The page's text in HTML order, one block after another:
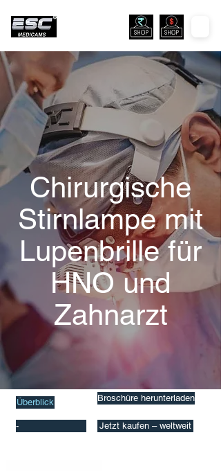
Chirurgische
Stirnlampe mit
Lupenbrille für
HNO und
Zahnarzt
Überblick
-
Broschüre herunterladen
Jetzt kaufen – weltweit